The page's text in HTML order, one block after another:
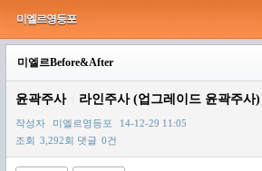
미엘르영등포
미엘르Before&After
윤곽주사 라인주사 (업그레이드 윤곽주사)
작성자 미엘르영등포
14-12-29 11:05
조회 3,292회 댓글 0건